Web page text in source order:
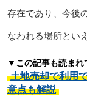
存在であり、今後
なわれる場所とい
▼この記事も読まれ
土地売却で利用
意点も解説